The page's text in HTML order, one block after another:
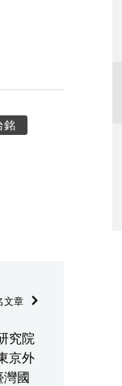
銘
文章
究院
京外
灣國